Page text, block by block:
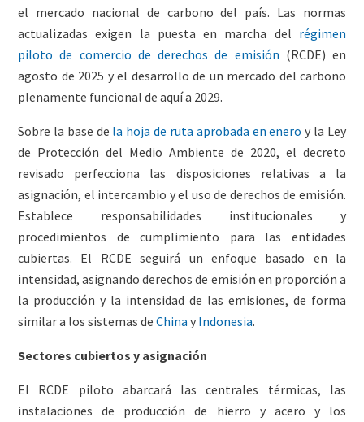
Image)
el mercado nacional de carbono del país. Las normas
actualizadas exigen la puesta en marcha del régimen
piloto de comercio de derechos de emisión (RCDE) en
agosto de 2025 y el desarrollo de un mercado del carbono
plenamente funcional de aquí a 2029.
Sobre la base de la hoja de ruta aprobada en eneroy la Ley
de Protección del Medio Ambiente de 2020, el decreto
revisado perfecciona las disposiciones relativas a la
asignación, el intercambio y el uso de derechos de emisión.
Establece responsabilidades institucionales y
procedimientos de cumplimiento para las entidades
cubiertas. El RCDE seguirá un enfoque basado en la
intensidad, asignando derechos de emisión en proporción a
la producción y la intensidad de las emisiones, de forma
similar a los sistemas de China y Indonesia.
Sectores cubiertos y asignación
El RCDE piloto abarcará las centrales térmicas, las
instalaciones de producción de hierro y acero y los